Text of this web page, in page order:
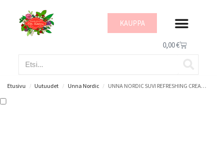
KAUPPA
0,00€
Etusivu / Uutuudet / Unna Nordic / UNNA NORDIC SUVI REFRESHING CREAM 50ML